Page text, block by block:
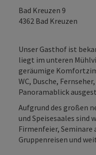
Bad Kreuzen 9
4362 Bad Kreuzen
Unser Gasthof ist
liegt im unteren
geräumige
WC, Dusche,
Panoramablick
Aufgrund des großen
und Speisesaales sind
Firmenfeier, Seminare
Gruppenreisen und